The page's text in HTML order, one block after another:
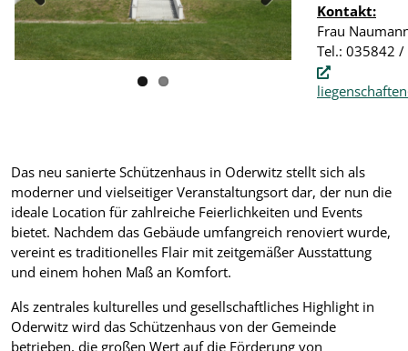
Previous Next
Kontakt:
Frau
Tel.: 035842
Das neu sanierte Schützenhaus in Oderwitz stellt sich als
moderner und vielseitiger Veranstaltungsort dar, der nun die
ideale Location für zahlreiche Feierlichkeiten und Events
bietet. Nachdem das Gebäude umfangreich renoviert wurde,
vereint es traditionelles Flair mit zeitgemäßer Ausstattung
und einem hohen Maß an Komfort.
Als zentrales kulturelles und gesellschaftliches Highlight in
Oderwitz wird das Schützenhaus von der Gemeinde
betrieben, die großen Wert auf die Förderung von